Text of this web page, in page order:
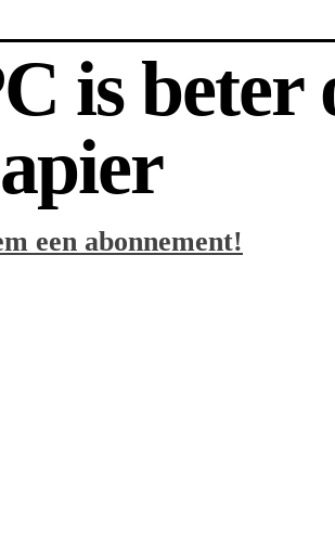
is beter
een abonnement!